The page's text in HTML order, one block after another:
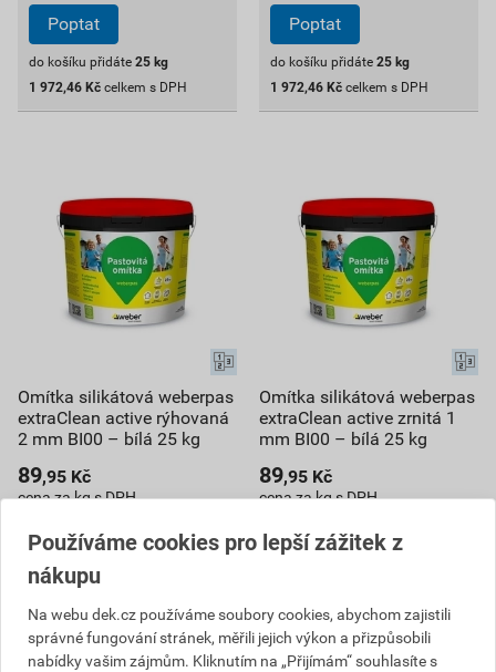
Poptat
do košíku přidáte 25 kg
1 972,46 Kč celkem s DPH
Poptat
do košíku přidáte 25 kg
1 972,46 Kč celkem s DPH
Omítka silikátová weberpas
extraClean active rýhovaná
2 mm BI00 – bílá 25 kg
89,95 Kč
cena za kg s DPH
2 248,79Kč
cena za KS s DPH
Na poptávku
KS
Omítka silikátová weberpas
extraClean active zrnitá 1
mm BI00 – bílá 25 kg
89,95 Kč
cena za kg s DPH
2 248,79Kč
Na poptávku
KS
Používáme cookies pro lepší zážitek z
nákupu
Na webu dek.cz používáme soubory cookies, abychom zajistili
správné fungování stránek, měřili jejich výkon a přizpůsobili
nabídky vašim zájmům. Kliknutím na „Přijímám“ souhlasíte s